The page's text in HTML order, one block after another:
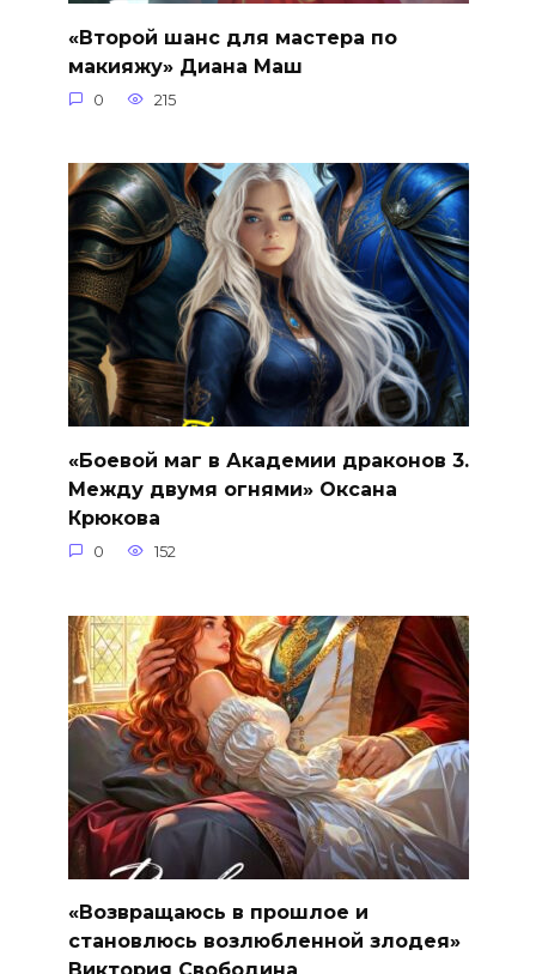
«Второй шанс для мастера по
макияжу» Диана Маш
0 215
«Боевой маг в Академии драконов 3.
Между двумя огнями» Оксана
Крюкова
0 152
«Возвращаюсь в прошлое и
становлюсь возлюбленной злодея»
Виктория Свободина